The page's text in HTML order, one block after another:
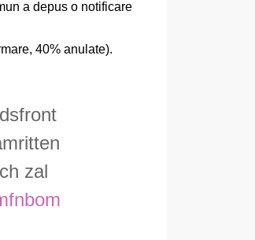
a depus o notificare
40% anulate).
zal